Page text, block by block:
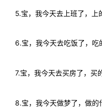
5.宝，我今天去上班了，上
6.宝，我今天去吃饭了，
7.宝，我今天去买房了，买
8.宝，我今天做梦了，做的